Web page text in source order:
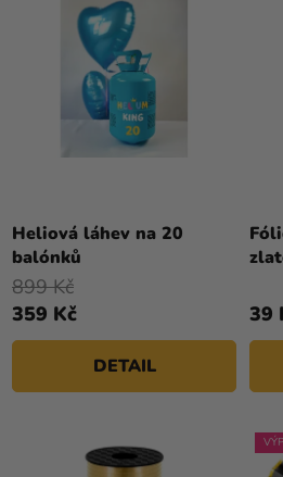
Heliová láhev na 20
balónků
hodnocení
5
hvězdiček.
359 Kč
899 Kč
DETAIL
39